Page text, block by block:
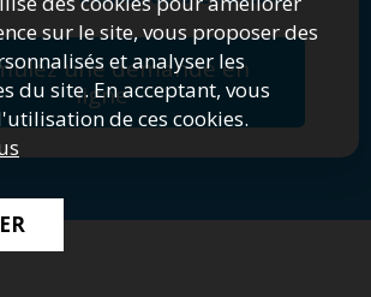
sur le site, vous proposer des
et analyser les
du site. En acceptant, vous
de ces cookies.
une demande en
ligne